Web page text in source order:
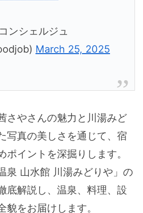
ンシェルジュ
March 25, 2025
さやさんの魅力と川湯みど
写真の美しさを通じて、宿
ポイントを深掘りします。
泉 山水館 川湯みどりや」の
底解説し、温泉、料理、設
貌をお届けします。